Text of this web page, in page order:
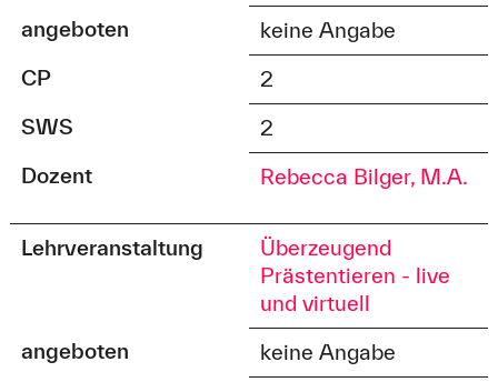
angeboten
keine Angabe
CP
2
SWS
2
Dozent
Rebecca Bilger, M.A.
Lehrveranstaltung
Überzeugend
Prästentieren - live
und virtuell
angeboten
keine Angabe